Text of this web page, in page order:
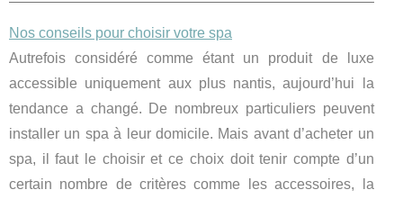
Nos conseils pour choisir votre spa
Autrefois considéré comme étant un produit de luxe
accessible uniquement aux plus nantis, aujourd’hui la
tendance a changé. De nombreux particuliers peuvent
installer un spa à leur domicile. Mais avant d’acheter un
spa, il faut le choisir et ce choix doit tenir compte d’un
certain nombre de critères comme les accessoires, la